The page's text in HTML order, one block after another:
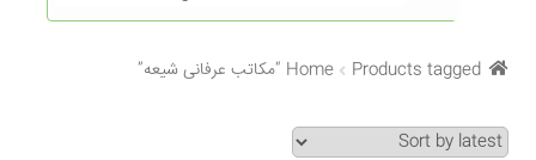
Checkout
My account
Search Results
Home Products tagged “مکاتب عرفانی شیعه”